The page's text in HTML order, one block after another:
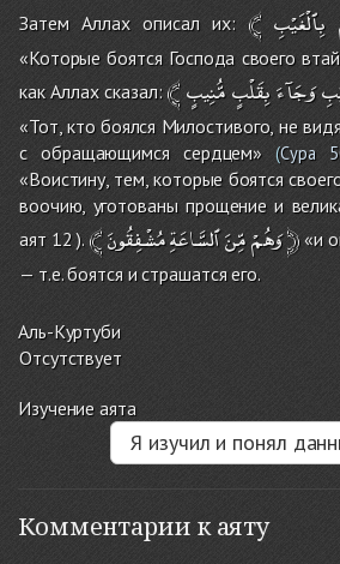
Затем Аллах описал их: ﴾ بِٱلْغَيْبِ
«Которые боятся Господа своего
как Аллах сказал:﴾ وَجَآءَبِقَلْبٍ
«Тот, кто боялся Милостивого, не
с обращающимся сердцем» (Сура
«Воистину, тем, которые боятся
воочию, уготованы прощение и
аят
وَهُمْمِّنَٱلسَّاعَةِمُشْفِقُونَ﴾ .( 12﴿«и
— т.е. боятся и страшатся его.
Аль-Куртуби
Отсутствует
Изучение аята
Я изучил и понял
Комментарии к аяту